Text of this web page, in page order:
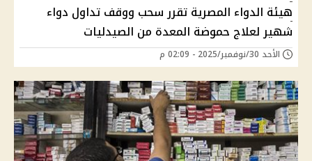
هيئة الدواء المصرية تقرر سحب ووقف تداول دواء
شهير لعلاج حموضة المعدة من الصيدليات
الأحد 30/نوفمبر/2025 - 02:09 م